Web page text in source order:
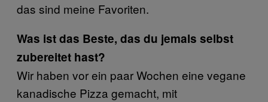
das sind meine Favoriten.
Was ist das Beste, das du jemals selbst
zubereitet hast?
Wir haben vor ein paar Wochen eine vegane
kanadische Pizza gemacht, mit